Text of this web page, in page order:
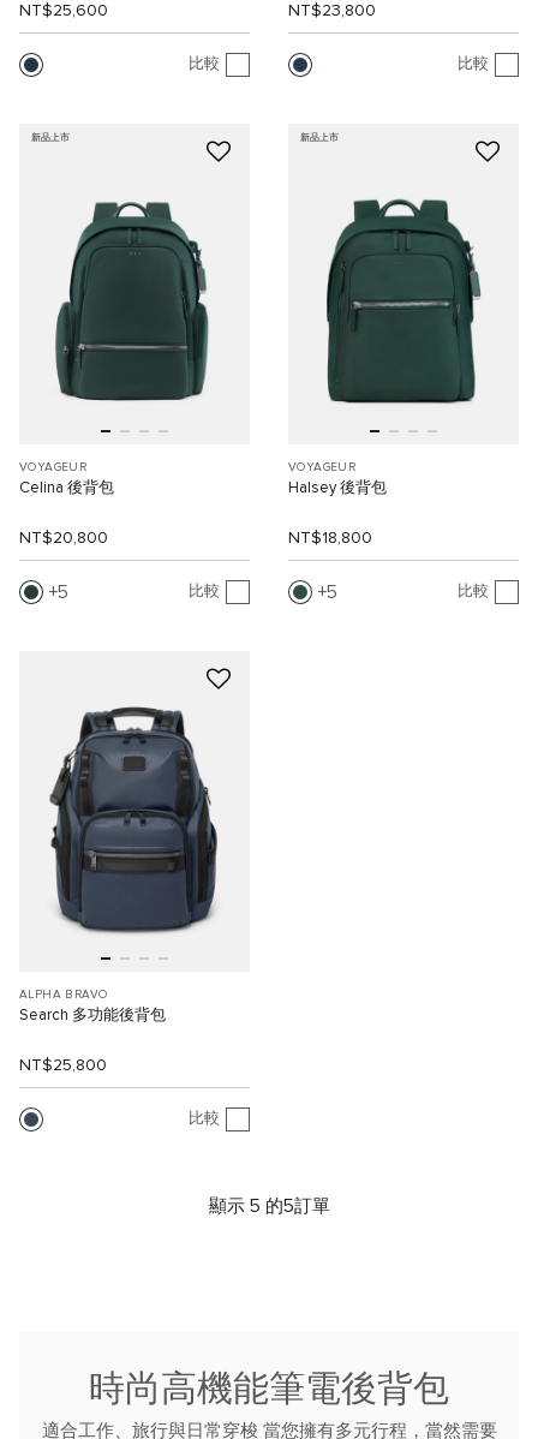
NT$25,600
比較
NT$23,800
比較
新品上市
VOYAGEUR
Celina 後背包
NT$20,800
5 比較
新品上市
VOYAGEUR
Halsey 後背包
NT$18,800
5 比較
ALPHA BRAVO
Search 多功能後背包
NT$25,800
比較
顯示 5 的5訂單
時尚高機能筆電後背包
適合工作、旅行與日常穿梭 當您擁有多元行程，當然需要